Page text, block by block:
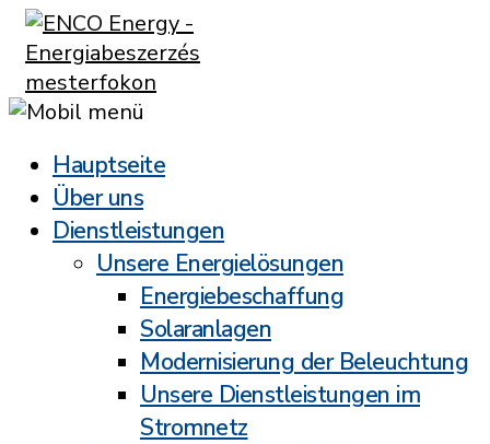
Hauptseite
Über uns
Dienstleistungen
Unsere Energielösungen
Energiebeschaffung
Solaranlagen
Modernisierung der Beleuchtung
Unsere Dienstleistungen im
Stromnetz